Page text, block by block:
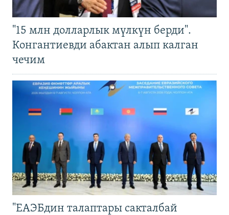
"15 млн долларлык мүлкүн берди".
Конгантиевди абактан алып калган
чечим
"ЕАЭБдин талаптары сакталбай